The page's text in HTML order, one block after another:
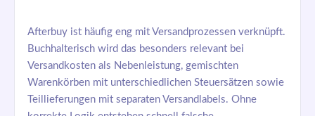
Afterbuy ist häufig eng mit Versandprozessen verknüpft.
Buchhalterisch wird das besonders relevant bei
Versandkosten als Nebenleistung, gemischten
Warenkörben mit unterschiedlichen Steuersätzen sowie
Teillieferungen mit separaten Versandlabels. Ohne